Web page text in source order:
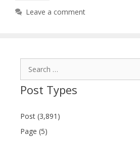
Leave a comment
Post Types
Post (3,891)
Page (5)